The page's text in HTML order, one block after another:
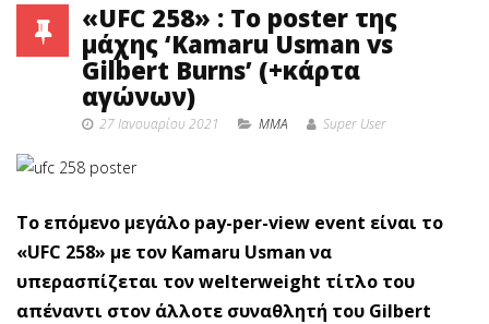
«UFC 258» : Το poster της
μάχης ‘Kamaru Usman vs
Gilbert Burns’ (+κάρτα
αγώνων)
27 Ιανουαρίου 2021 MMA Super User
Το επόμενο μεγάλο pay-per-view event είναι το
«UFC 258» με τον Kamaru Usman να
υπερασπίζεται τον welterweight τίτλο του
απέναντι στον άλλοτε συναθλητή του Gilbert